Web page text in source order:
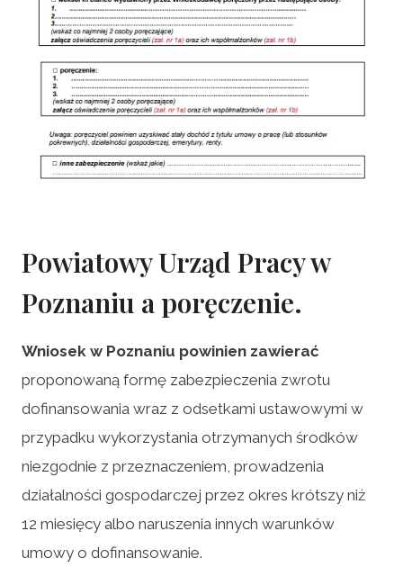
Powiatowy Urząd Pracy w
Poznaniu a poręczenie.
Wniosek w Poznaniu powinien zawierać
proponowaną formę zabezpieczenia zwrotu
dofinansowania wraz z odsetkami ustawowymi w
przypadku wykorzystania otrzymanych środków
niezgodnie z przeznaczeniem, prowadzenia
działalności gospodarczej przez okres krótszy niż
12 miesięcy albo naruszenia innych warunków
umowy o dofinansowanie.